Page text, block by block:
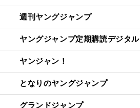
週刊ヤングジャンプ
ヤングジャンプ定期購読デジタル
ヤンジャン！
となりのヤングジャンプ
グランドジャンプ